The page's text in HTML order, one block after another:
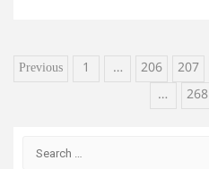
Posts
Previous 1 … 206 207
…
268